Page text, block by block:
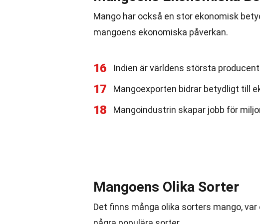
Mango har också en stor ekonomisk
mangoens ekonomiska påverkan.
16 Indien är världens största
17 Mangoexporten bidrar betydligt till
18 Mangoindustrin skapar jobb för
Mangoens Olika Sorter
Det finns många olika sorters mango,